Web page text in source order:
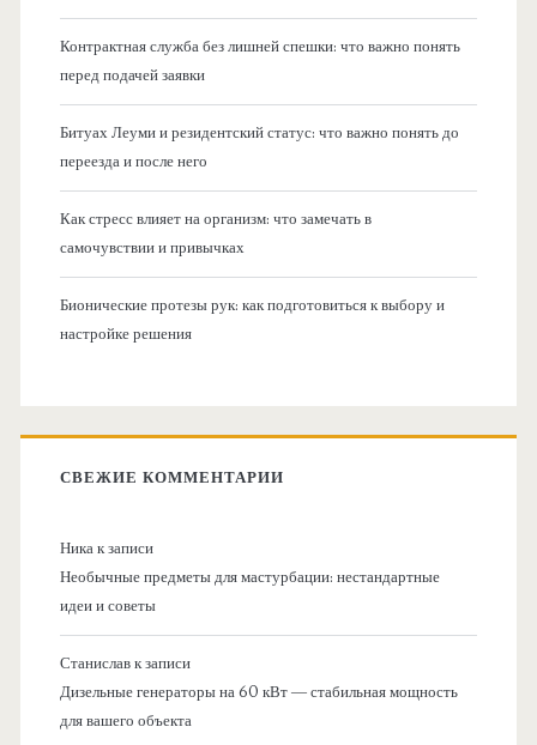
Контрактная служба без лишней спешки: что важно понять
перед подачей заявки
Битуах Леуми и резидентский статус: что важно понять до
переезда и после него
Как стресс влияет на организм: что замечать в
самочувствии и привычках
Бионические протезы рук: как подготовиться к выбору и
настройке решения
СВЕЖИЕ КОММЕНТАРИИ
Никак записи
Необычные предметы для мастурбации: нестандартные
идеи и советы
Станиславк записи
Дизельные генераторы на 60 кВт — стабильная мощность
для вашего объекта